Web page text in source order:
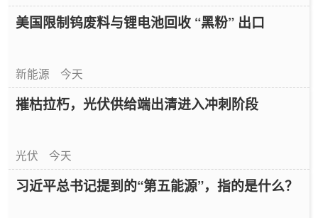
美国限制钨废料与锂电池回收 “黑粉” 出口
新能源 今天
摧枯拉朽，光伏供给端出清进入冲刺阶段
光伏 今天
习近平总书记提到的“第五能源”，指的是什么？